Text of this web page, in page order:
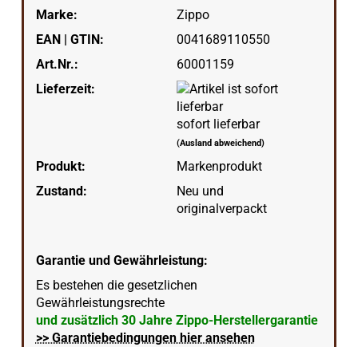
Marke:
Zippo
EAN | GTIN:
0041689110550
Art.Nr.:
60001159
Lieferzeit:
sofort lieferbar
(Ausland abweichend)
Produkt:
Markenprodukt
Zustand:
Neu und
originalverpackt
Garantie und Gewährleistung:
Es bestehen die gesetzlichen
Gewährleistungsrechte
und zusätzlich 30 Jahre Zippo-Herstellergarantie
>> Garantiebedingungen hier ansehen